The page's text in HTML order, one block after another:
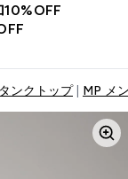
ンクトップ MP メ